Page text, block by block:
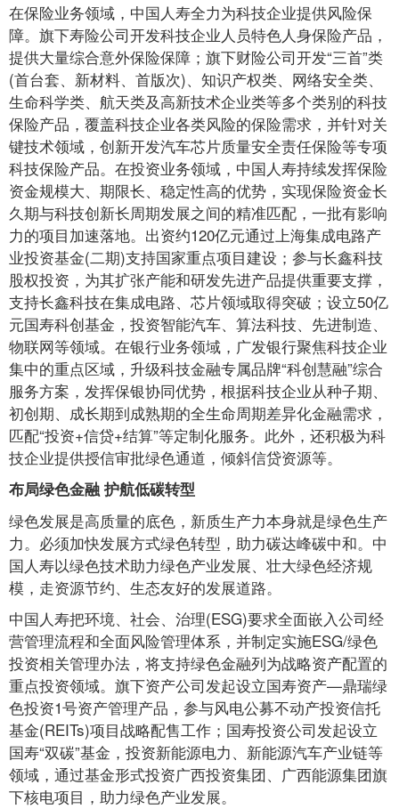
在保险业务领域，中国人寿全力为科技企业提供风险保
障。旗下寿险公司开发科技企业人员特色人身保险产品，
提供大量综合意外保险保障；旗下财险公司开发“三首”类
(首台套、新材料、首版次)、知识产权类、网络安全类、
生命科学类、航天类及高新技术企业类等多个类别的科技
保险产品，覆盖科技企业各类风险的保险需求，并针对关
键技术领域，创新开发汽车芯片质量安全责任保险等专项
科技保险产品。在投资业务领域，中国人寿持续发挥保险
资金规模大、期限长、稳定性高的优势，实现保险资金长
久期与科技创新长周期发展之间的精准匹配，一批有影响
力的项目加速落地。出资约120亿元通过上海集成电路产
业投资基金(二期)支持国家重点项目建设；参与长鑫科技
股权投资，为其扩张产能和研发先进产品提供重要支撑，
支持长鑫科技在集成电路、芯片领域取得突破；设立50亿
元国寿科创基金，投资智能汽车、算法科技、先进制造、
物联网等领域。在银行业务领域，广发银行聚焦科技企业
集中的重点区域，升级科技金融专属品牌“科创慧融”综合
服务方案，发挥保银协同优势，根据科技企业从种子期、
初创期、成长期到成熟期的全生命周期差异化金融需求，
匹配“投资+信贷+结算”等定制化服务。此外，还积极为科
技企业提供授信审批绿色通道，倾斜信贷资源等。
布局绿色金融 护航低碳转型
绿色发展是高质量的底色，新质生产力本身就是绿色生产
力。必须加快发展方式绿色转型，助力碳达峰碳中和。中
国人寿以绿色技术助力绿色产业发展、壮大绿色经济规
模，走资源节约、生态友好的发展道路。
中国人寿把环境、社会、治理(ESG)要求全面嵌入公司经
营管理流程和全面风险管理体系，并制定实施ESG/绿色
投资相关管理办法，将支持绿色金融列为战略资产配置的
重点投资领域。旗下资产公司发起设立国寿资产—鼎瑞绿
色投资1号资产管理产品，参与风电公募不动产投资信托
基金(REITs)项目战略配售工作；国寿投资公司发起设立
国寿“双碳”基金，投资新能源电力、新能源汽车产业链等
领域，通过基金形式投资广西投资集团、广西能源集团旗
下核电项目，助力绿色产业发展。